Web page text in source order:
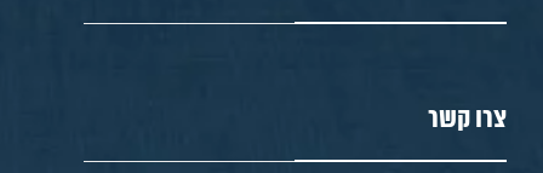
צרו קשר